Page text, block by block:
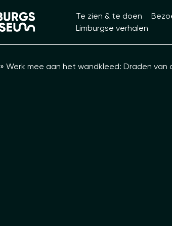
Te zien & te doen
Limburgse verhalen
» Werk mee aan het wandkleed: Draden van